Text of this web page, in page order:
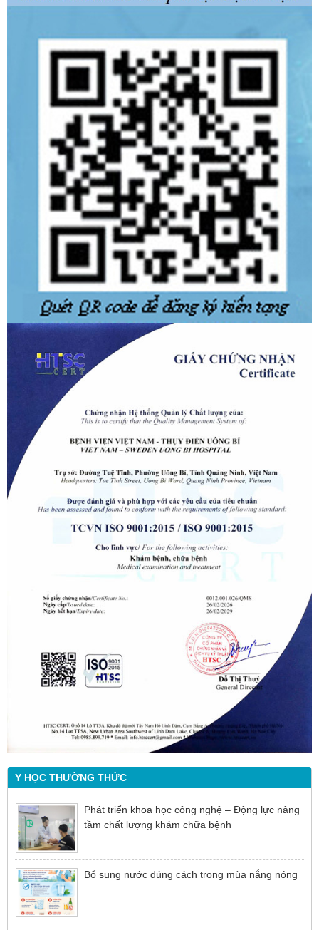
Y HỌC THƯỜNG THỨC
Phát triển khoa học công nghệ – Động lực nâng
tầm chất lượng khám chữa bệnh
Bổ sung nước đúng cách trong mùa nắng nóng